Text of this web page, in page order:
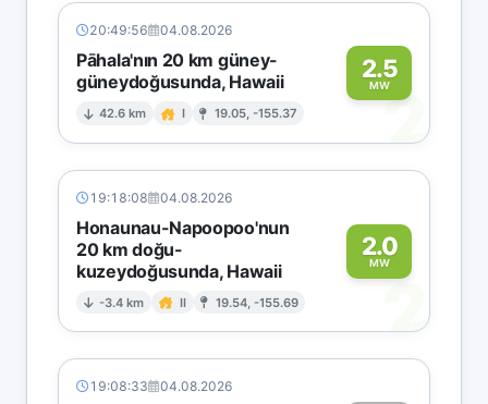
20:49:56 04.08.2026
Pāhala'nın 20 km güney-
güneydoğusunda, Hawaii
42.6 km I 19.05, -155.37
2.5
MW2
19:18:08 04.08.2026
Honaunau-Napoopoo'nun
20 km doğu-
kuzeydoğusunda, Hawaii
-3.4 km II 19.54, -155.69
2.0
MW
2
19:08:33 04.08.2026